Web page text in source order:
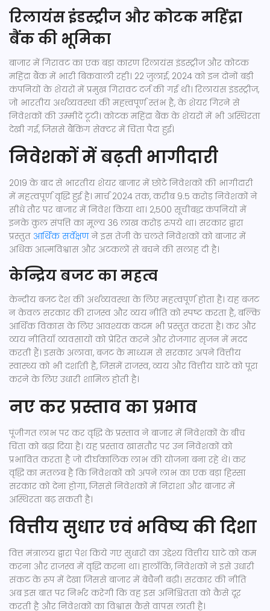
रिलायंस इंडस्ट्रीज और कोटक महिंद्रा
बैंक की भूमिका
बाजार में गिरावट का एक बड़ा कारण रिलायंस इंडस्ट्रीज और कोटक
महिंद्रा बैंक में भारी बिकवाली रही। 22 जुलाई, 2024 को इन दोनों बड़ी
कंपनियों के शेयरों में प्रमुख गिरावट दर्ज की गई थी। रिलायंस इंडस्ट्रीज,
जो भारतीय अर्थव्यवस्था की महत्त्वपूर्ण स्तंभ है, के शेयर गिरने से
निवेशकों की उम्मीदें टूटी। कोटक महिंद्रा बैंक के शेयरों में भी अस्थिरता
देखी गई, जिससे बैंकिंग सेक्टर में चिंता पैदा हुई।
निवेशकों में बढ़ती भागीदारी
2019 के बाद से भारतीय शेयर बाजार में छोटे निवेशकों की भागीदारी
में महत्वपूर्ण वृद्धि हुई है। मार्च 2024 तक, करीब 9.5 करोड़ निवेशकों ने
सीधे तौर पर बाजार में निवेश किया था। 2,500 सूचीबद्ध कंपनियों में
इनके कुल संपत्ति का मूल्य 36 लाख करोड़ रुपये था। सरकार द्वारा
प्रस्तुत आर्थिक सर्वेक्षणने इस तेजी के चलते निवेशकों को बाजार में
अधिक आत्मविश्वास और अटकलों से बचने की सलाह दी है।
केन्द्रिय बजट का महत्व
केन्द्रीय बजट देश की अर्थव्यवस्था के लिए महत्वपूर्ण होता है। यह बजट
न केवल सरकार की राजस्व और व्यय नीति को स्पष्ट करता है, बल्कि
आर्थिक विकास के लिए आवश्यक कदम भी प्रस्तुत करता है। कर और
व्यय नीतियाँ व्यवसायों को प्रेरित करने और रोजगार सृजन में मदद
करती हैं। इसके अलावा, बजट के माध्यम से सरकार अपने वित्तीय
स्वास्थ्य को भी दर्शाती है, जिसमें राजस्व, व्यय और वित्तीय घाटे को पूरा
करने के लिए उधारी शामिल होती है।
नए कर प्रस्ताव का प्रभाव
पूंजीगत लाभ पर कर वृद्धि के प्रस्ताव ने बाजार में निवेशकों के बीच
चिंता को बढ़ा दिया है। यह प्रस्ताव खासतौर पर उन निवेशकों को
प्रभावित करता है जो दीर्घकालिक लाभ की योजना बना रहे थे। कर
वृद्धि का मतलब है कि निवेशकों को अपने लाभ का एक बड़ा हिस्सा
सरकार को देना होगा, जिससे निवेशकों में निराशा और बाजार में
अस्थिरता बढ़ सकती है।
वित्तीय सुधार एवं भविष्य की दिशा
वित्त मंत्रालय द्वारा पेश किये गए सुधारों का उद्देश्य वित्तीय घाटे को कम
करना और राजस्व में वृद्धि करना था। हालाँकि, निवेशकों ने इसे उधारी
संकट के रूप में देखा जिससे बाजार में बेचैनी बढ़ी। सरकार की नीति
अब इस बात पर निर्भर करेगी कि वह इस अनिश्चितता को कैसे दूर
करती है और निवेशकों का विश्वास कैसे वापस लाती है।